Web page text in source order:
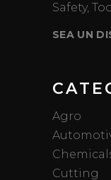
Safety,
SEA UN
Agro
Cutting